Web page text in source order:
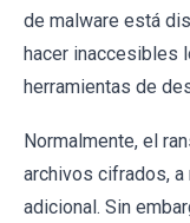
de malware está
hacer inaccesibles
herramientas de
Normalmente, el
archivos cifrados,
adicional. Sin